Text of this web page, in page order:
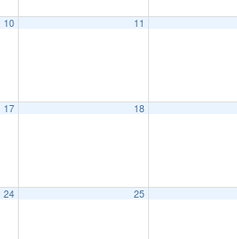
10 11
17 18
24 25